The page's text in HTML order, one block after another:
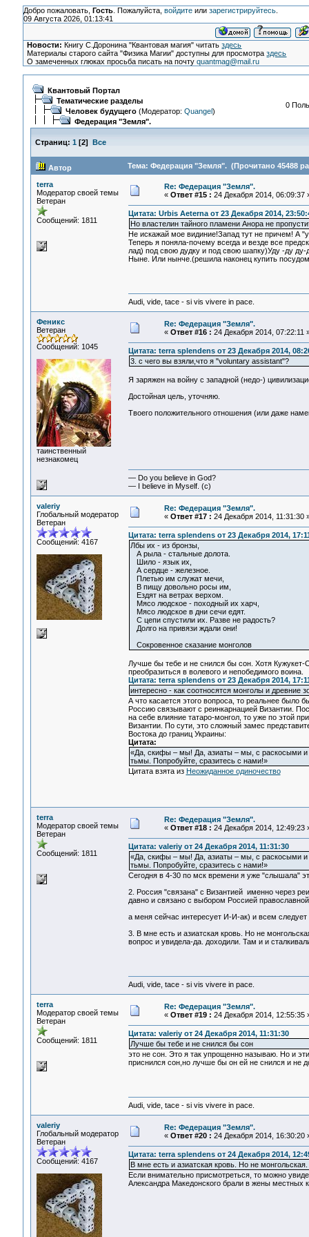
Добро пожаловать, Гость. Пожалуйста, войдитеили зарегистрируйтесь.
09 Августа 2026, 01:13:41
Новости: Книгу С.Доронина "Квантовая магия" читатьздесь
Материалы старого сайта "Физика Магии" доступны для просмотраздесь
О замеченных глюках просьба писать на почтуquantmag@mail.ru
Квантовый Портал
Тематические разделы
Человек будущего(Модератор: Quangel)
Федерация "Земля".
0
Страниц: 1 [2] Все
Автор Тема: Федерация "Земля". (Прочитано 45488
terra
Модератор своей темы
Ветеран
Сообщений: 1811
Re: Федерация "Земля".
« Ответ #15 : 24 Декабря 2014, 06:09:37
Цитата: Urbis Aeterna от 23 Декабря 2014,
Но властелин тайного пламени Анора не
Не искажай мое видиние!Запад тут не причем! А
Теперь я поняла-почему всегда и везде все
лад) под свою дудку и под свою шапку)Уду -ду
Ныне. Или нынче.(решила наконец купить
Audi, vide, tace - si vis vivere in pace.
Феникс
Ветеран
Сообщений: 1045
таинственный
незнакомец
Re: Федерация "Земля".
« Ответ #16 : 24 Декабря 2014, 07:22:11
Цитата: terra splendens от 23 Декабря 2014,
3. с чего вы взяли,что я "voluntary assistant"?
Я заряжен на войну с западной (недо-)
Достойная цель, уточняю.
Твоего положительного отношения (или даже
— Do you believe in God?
— I believe in Myself. (c)
valeriy
Глобальный модератор
Ветеран
Сообщений: 4167
Re: Федерация "Земля".
« Ответ #17 : 24 Декабря 2014, 11:31:30
Цитата: terra splendens от 23 Декабря 2014,
Лбы их - из бронзы,
А рыла - стальные долота.
Шило - язык их,
А сердце - железное.
Плетью им служат мечи,
В пищу довольно росы им,
Ездят на ветрах верхом.
Мясо людское - походный их харч,
Мясо людское в дни сечи едят.
С цепи спустили их. Разве не радость?
Долго на привязи ждали они!
Сокровенное сказание монголов
Лучше бы тебе и не снился бы сон. Хотя Кужукет-
преобразиться в волевого и непобедимого воина.
Цитата: terra splendens от 23 Декабря 2014,
интересно - как соотносятся монголы и древние
А что касается этого вопроса, то реальнее было
Россию связывают с реинкарнацией Византии.
на себе влияние татаро-монгол, то уже по этой
Византии. По сути, это сложный замес
Востока до границ Украины:
Цитата:
«Да, скифы – мы! Да, азиаты – мы, с раскосыми
тьмы. Попробуйте, сразитесь с нами!»
Цитата взята из Неожиданное одиночество
terra
Модератор своей темы
Ветеран
Сообщений: 1811
Re: Федерация "Земля".
« Ответ #18 : 24 Декабря 2014, 12:49:23
Цитата: valeriy от 24 Декабря 2014, 11:31:30
«Да, скифы – мы! Да, азиаты – мы, с раскосыми
тьмы. Попробуйте, сразитесь с нами!»
Сегодня в 4-30 по мск времени я уже "слышала"
2. Россия "связана" с Византией именно через
давно и связано с выбором Россией
а меня сейчас интересует И-И-ак) и всем следует
3. В мне есть и азиатская кровь. Но не
вопрос и увидела-да. доходили. Там и и
Audi, vide, tace - si vis vivere in pace.
terra
Модератор своей темы
Ветеран
Сообщений: 1811
Re: Федерация "Земля".
« Ответ #19 : 24 Декабря 2014, 12:55:35
Цитата: valeriy от 24 Декабря 2014, 11:31:30
Лучше бы тебе и не снился бы сон
это не сон. Это я так упрощенно называю. Но и
приснился сон,но лучше бы он ей не снился и не
Audi, vide, tace - si vis vivere in pace.
valeriy
Глобальный модератор
Ветеран
Сообщений: 4167
Re: Федерация "Земля".
« Ответ #20 : 24 Декабря 2014, 16:30:20
Цитата: terra splendens от 24 Декабря 2014,
В мне есть и азиатская кровь. Но не монгольская.
Если внимательно присмотреться, то можно
Александра Македонского брали в жены местных